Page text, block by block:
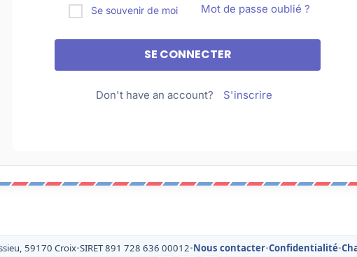
Se souvenir de moi Mot de passe oublié ?
Don't have an account? S'inscrire
59170 Croix•SIRET 891 728 636 00012•Nous contacter•Confidentialité•